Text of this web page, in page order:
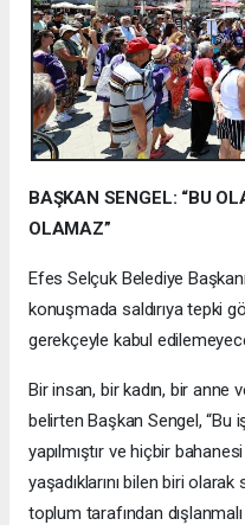
BAŞKAN SENGEL: “BU
OLAMAZ”
Efes Selçuk Belediye
konuşmada saldırıya tepki
gerekçeyle kabul
Bir insan, bir kadın, bir anne
belirten Başkan Sengel, “Bu
yapılmıştır ve hiçbir
yaşadıklarını bilen biri
toplum tarafından